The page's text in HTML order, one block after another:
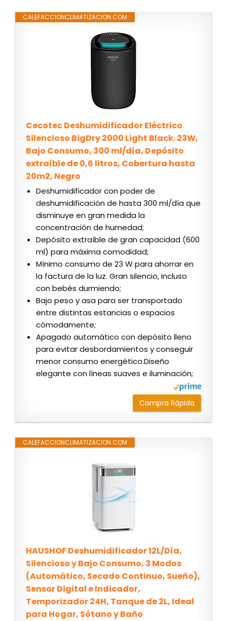
CALEFACCIONCLIMATIZACION.COM
Cecotec Deshumidificador Eléctrico
Silencioso BigDry 2000 Light Black. 23W,
Bajo Consumo, 300 ml/día, Depósito
extraíble de 0,6 litros, Cobertura hasta
20m2, Negro
Deshumidificador con poder de
deshumidificación de hasta 300 ml/día que
disminuye en gran medida la
concentración de humedad;
Depósito extraíble de gran capacidad (600
ml) para máxima comodidad;
Mínimo consumo de 23 W para ahorrar en
la factura de la luz. Gran silencio, incluso
con bebés durmiendo;
Bajo peso y asa para ser transportado
entre distintas estancias o espacios
cómodamente;
Apagado automático con depósito lleno
para evitar desbordamientos y conseguir
menor consumo energético.Diseño
elegante con líneas suaves e iluminación;
Compra Rápida
CALEFACCIONCLIMATIZACION.COM
HAUSHOF Deshumidificador 12L/Día,
Silencioso y Bajo Consumo, 3 Modos
(Automático, Secado Continuo, Sueño),
Sensor Digital e Indicador,
Temporizador 24H, Tanque de 2L, Ideal
para Hogar, Sótano y Baño